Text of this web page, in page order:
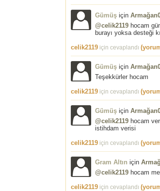
Gümüş için
@celik2119 hocam
burayı yoksa desteği
celik2119 için cevaplandı
Gümüş için
Teşekkürler hocam
celik2119 için cevaplandı
Gümüş için
@celik2119 hocam
istihdam verisi
celik2119 için cevaplandı
Gram Altın için
@celik2119 hocam
celik2119 için cevaplandı